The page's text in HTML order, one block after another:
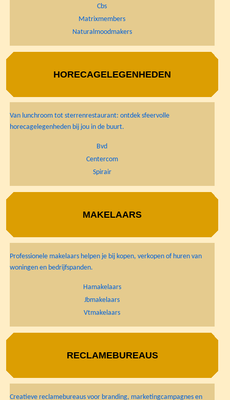
Cbs
Matrixmembers
Naturalmoodmakers
HORECAGELEGENHEDEN
Van lunchroom tot sterrenrestaurant: ontdek sfeervolle
horecagelegenheden bij jou in de buurt.
Bvd
Centercom
Spirair
MAKELAARS
Professionele makelaars helpen je bij kopen, verkopen of huren van
woningen en bedrijfspanden.
Hamakelaars
Jbmakelaars
Vtmakelaars
RECLAMEBUREAUS
Creatieve reclamebureaus voor branding, marketingcampagnes en